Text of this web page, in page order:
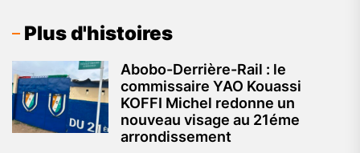
Plus d'histoires
Abobo-Derrière-Rail : le
commissaire YAO Kouassi
KOFFI Michel redonne un
nouveau visage au 21éme
arrondissement